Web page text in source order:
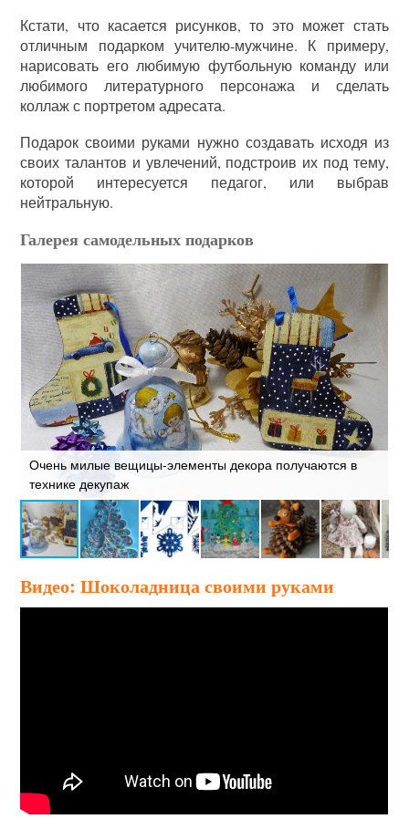
Кстати, что касается рисунков, то это может стать
отличным подарком учителю-мужчине. К примеру,
нарисовать его любимую футбольную команду или
любимого литературного персонажа и сделать
коллаж с портретом адресата.
Подарок своими руками нужно создавать исходя из
своих талантов и увлечений, подстроив их под тему,
которой интересуется педагог, или выбрав
нейтральную.
Галерея самодельных подарков
Очень милые вещицы-элементы декора получаются в
технике декупаж
Видео: Шоколадница своими руками